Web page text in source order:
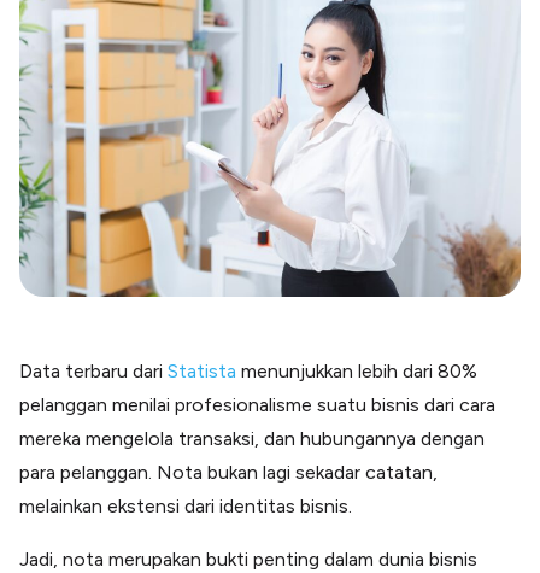
Paper XB
Bayar luar negeri pakai kartu kredit
Kartu Kredit Bisnis
Paper Card
Satu kartu untuk bisnis & personal
Paper Horizon
Kartu korporat expense terlengkap
Solusi Industri
Kelola Pembayaran Termin Proyek
Health & Beauty
Lainnya
Blog
Kumpulan tips dan informasi bisnis
Data terbaru dari Statista menunjukkan lebih dari 80%
pelanggan menilai profesionalisme suatu bisnis dari cara
mereka mengelola transaksi, dan hubungannya dengan
para pelanggan. Nota bukan lagi sekadar catatan,
melainkan ekstensi dari identitas bisnis.
Jadi, nota merupakan bukti penting dalam dunia bisnis